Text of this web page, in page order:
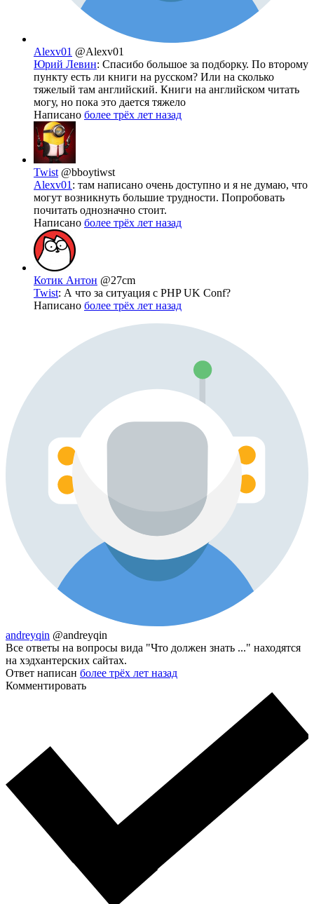
Alexv01 @Alexv01
Юрий Левин: Спасибо большое за подборку. По второму
пункту есть ли книги на русском? Или на сколько
тяжелый там английский. Книги на английском читать
могу, но пока это дается тяжело
Написано более трёх лет назад
Twist @bboytiwst
Alexv01 : там написано очень доступно и я не думаю, что
могут возникнуть большие трудности. Попробовать
почитать однозначно стоит.
Написано более трёх лет назад
Котик Антон @27cm
Twist: А что за ситуация с PHP UK Conf?
Написано более трёх лет назад
andreyqin @andreyqin
Все ответы на вопросы вида "Что должен знать ..." находятся
на хэдхантерских сайтах.
Ответ написан более трёх лет назад
Комментировать